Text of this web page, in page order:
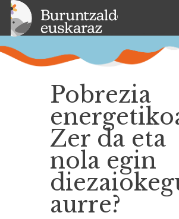
Pobrezia
Zer da eta
nola egin
aurre?